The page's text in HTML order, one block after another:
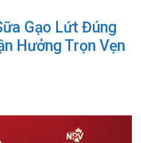
Gạo Lứt Đúng
Hưởng Trọn Vẹn